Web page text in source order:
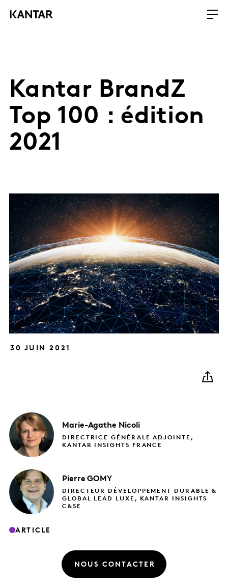
Kantar BrandZ
Top 100 : édition
2021
30 JUIN 2021
Marie-Agathe Nicoli
DIRECTRICE GÉNÉRALE ADJOINTE,
KANTAR INSIGHTS FRANCE
Pierre GOMY
DIRECTEUR DÉVELOPPEMENT DURABLE &
GLOBAL LEAD LUXE, KANTAR INSIGHTS
C&SE
ARTICLE
NOUS CONTACTER